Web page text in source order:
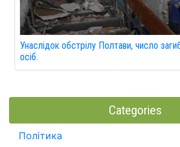
Унаслідок обстрілу Полтави, число
осіб.
Categories
Політика